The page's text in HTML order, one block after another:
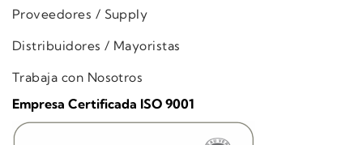
Proveedores / Supply
Distribuidores / Mayoristas
Trabaja con Nosotros
Empresa Certificada ISO 9001